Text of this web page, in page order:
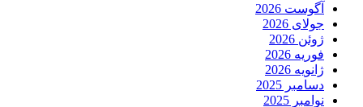
آگوست 2026
جولای 2026
ژوئن 2026
فوریه 2026
ژانویه 2026
دسامبر 2025
نوامبر 2025